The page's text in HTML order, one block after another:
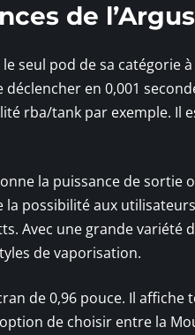
de
seul pod de sa catégorie
en 0,001
rba/tank par exemple. Il
la puissance de
la possibilité aux
Avec une grande variété
de vaporisation.
de 0,96 pouce. Il
de choisir entre la